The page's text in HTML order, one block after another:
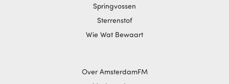
Springvossen
Sterrenstof
Wie Wat Bewaart
Over AmsterdamFM